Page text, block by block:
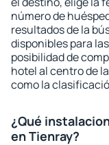
número de
resultados de la
disponibles para
posibilidad de
hotel al centro de
como la
¿Qué
en Tienray?